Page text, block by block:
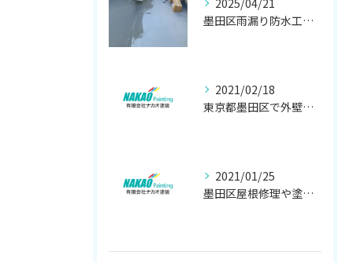
2025/04/21
墨田区雨漏り防水工事はナカオ塗装まで！！
2021/02/18
東京都墨田区で外壁塗り替え工事なら(有)ナカオ塗装にお任せ
2021/01/25
墨田区屋根修理や塗装工事は、【人気のナカオ塗装へ！】